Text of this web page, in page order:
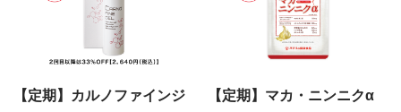
【定期】カルノファインジ
【定期】マカ・ニンニクα